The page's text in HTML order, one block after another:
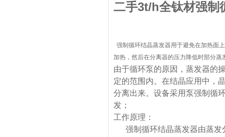
二手3t/h全钛材强制
强制循环结晶蒸发器用于避免在加热面
加热，然后在分离器的压力降低时部分
由于循环泵的原因，蒸发器的
定的范围内。在结晶应用中，
分离出来。设备采用泵强制循
发；
工作原理：
强制循环结晶蒸发器由蒸发